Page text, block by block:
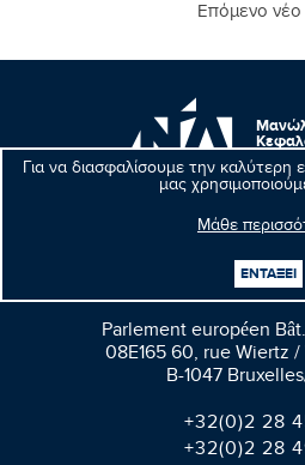
Για να διασφαλίσουμε την καλύτερη
μας
Μάθε
ΕΝΤΑΞΕΙ
Επόμενο νέο
Βρυξέλλες
Parlement européen
08E165 60, rue Wiertz
B-1047
+32(0)2 28
+32(0)2 28